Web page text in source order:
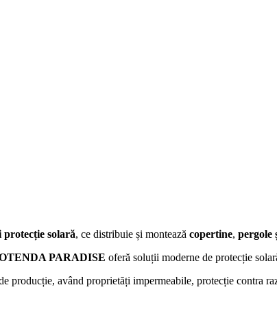
protecție solară, ce distribuie și montează copertine,
PARADISE oferă soluții moderne de protecție
producție, având proprietăți impermeabile, protecție contra